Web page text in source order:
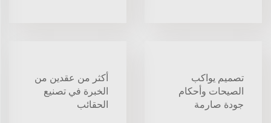
تصميم يواكب
الصيحات وأحكام
جودة صارمة
أكثر من عقدين من
الخبرة في تصنيع
الحقائب